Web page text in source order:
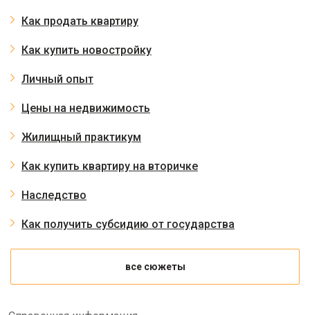
Как продать квартиру
Как купить новостройку
Личный опыт
Цены на недвижимость
Жилищный практикум
Как купить квартиру на вторичке
Наследство
Как получить субсидию от государства
все сюжеты